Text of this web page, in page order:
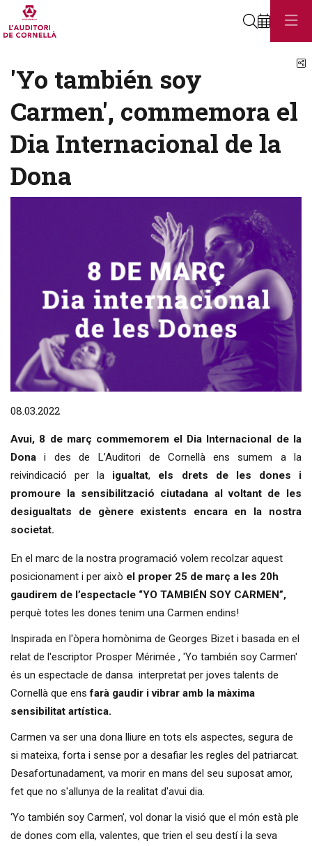
Cerca
'Yo también soy
Carmen', commemora el
Dia Internacional de la
Dona
08.03.2022
Avui, 8 de març commemorem el Dia Internacional de la
Dona i des de L’Auditori de Cornellà ens sumem a la
reivindicació per la igualtat,
els drets de les dones i
promoure la sensibilització ciutadana al voltant de les
desigualtats de gènere existents encara en la nostra
societat.
En el marc de la nostra programació volem recolzar aquest
posicionament i per això el proper 25 de març a les 20h
gaudirem de l’espectacle “YO TAMBIÉN SOY CARMEN”,
perquè totes les dones tenim una Carmen endins!
Inspirada en l'òpera homònima de Georges Bizet i basada en el
relat de l'escriptor Prosper Mérimée , 'Yo también soy Carmen'
és un espectacle de dansa interpretat per joves talents de
Cornellà que ensfarà gaudir i vibrar amb la màxima
sensibilitat artística.
Carmen va ser una dona lliure en tots els aspectes, segura de
si mateixa, forta i sense por a desafiar les regles del patriarcat.
Desafortunadament, va morir en mans del seu suposat amor,
fet que no s'allunya de la realitat d'avui dia.
‘Yo también soy Carmen’, vol donar la visió que el món està ple
de dones com ella, valentes, que trien el seu destí i la seva